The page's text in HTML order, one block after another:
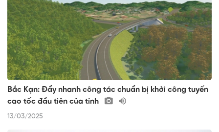
Bắc Kạn: Đẩy nhanh công tác chuẩn bị khởi công tuyến
cao tốc đầu tiên của tỉnh
13/03/2025